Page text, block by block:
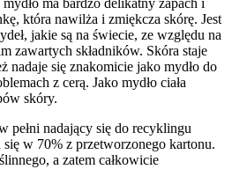
która nawilża i zmiękcza skórę. Jest
jakie są na świecie, ze względu na
zawartych składników. Skóra staje
nadaje się znakomicie jako mydło do
z cerą. Jako mydło ciała
skóry.
pełni nadający się do recyklingu
się w 70% z przetworzonego kartonu.
a zatem całkowicie